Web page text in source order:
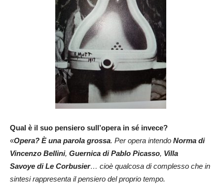
Qual è il suo pensiero sull’opera in sé invece?
«Opera? È una parola grossa. Per opera intendo Norma di
Vincenzo Bellini, Guernica di Pablo Picasso, Villa
Savoye di Le Corbusier… cioè qualcosa di complesso che in
sintesi rappresenta il pensiero del proprio tempo.